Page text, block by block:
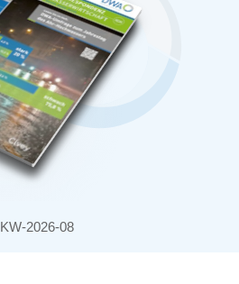
KW-2026-08